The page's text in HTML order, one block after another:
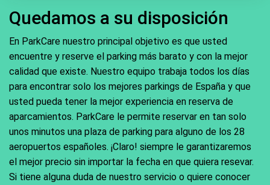
Quedamos a su disposición
En ParkCare nuestro principal objetivo es que usted
encuentre y reserve el parking más barato y con la mejor
calidad que existe. Nuestro equipo trabaja todos los días
para encontrar solo los mejores parkings de España y que
usted pueda tener la mejor experiencia en reserva de
aparcamientos. ParkCare le permite reservar en tan solo
unos minutos una plaza de parking para alguno de los 28
aeropuertos españoles. ¡Claro! siempre le garantizaremos
el mejor precio sin importar la fecha en que quiera resevar.
Si tiene alguna duda de nuestro servicio o quiere conocer